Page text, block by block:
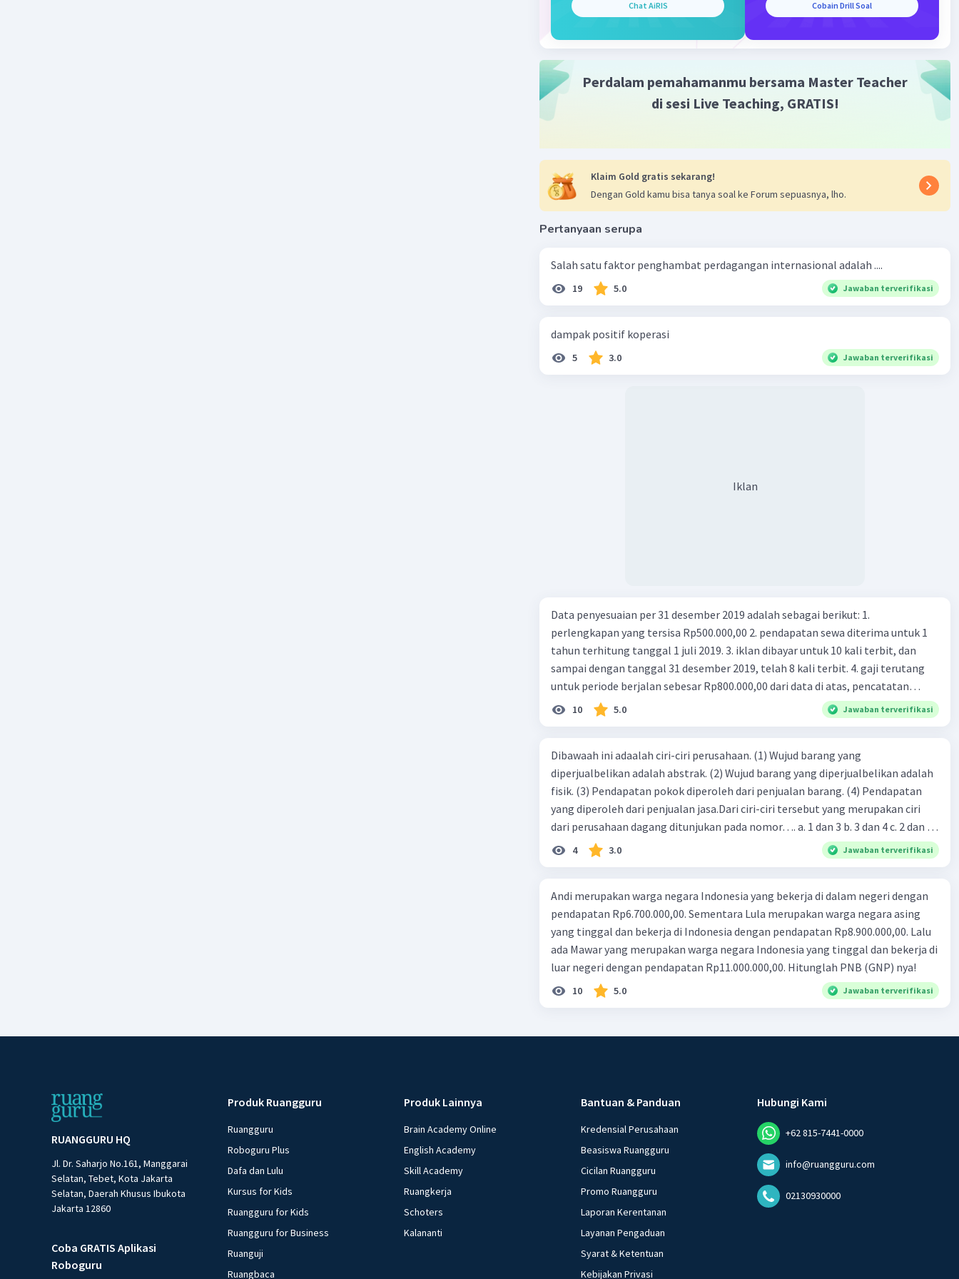
Chat AiRIS Cobain Drill Soal
Perdalam pemahamanmu bersama Master Teacher
di sesi Live Teaching, GRATIS!
Klaim Gold gratis sekarang!
Dengan Gold kamu bisa tanya soal ke Forum sepuasnya, lho.
Pertanyaan serupa
Salah satu faktor penghambat perdagangan internasional adalah ....
19 5.0 Jawaban terverifikasi
dampak positif koperasi
5 3.0 Jawaban terverifikasi
Iklan
Data penyesuaian per 31 desember 2019 adalah sebagai berikut: 1.
perlengkapan yang tersisa Rp500.000,00 2. pendapatan sewa diterima untuk 1
tahun terhitung tanggal 1 juli 2019. 3. iklan dibayar untuk 10 kali terbit, dan
sampai dengan tanggal 31 desember 2019, telah 8 kali terbit. 4. gaji terutang
untuk periode berjalan sebesar Rp800.000,00 dari data di atas, pencatatan
jurnal pembalik yang benar adalah ....
10 5.0 Jawaban terverifikasi
Dibawaah ini adaalah ciri-ciri perusahaan. (1) Wujud barang yang
diperjualbelikan adalah abstrak. (2) Wujud barang yang diperjualbelikan adalah
fisik. (3) Pendapatan pokok diperoleh dari penjualan barang. (4) Pendapatan
yang diperoleh dari penjualan jasa.Dari ciri-ciri tersebut yang merupakan ciri
dari perusahaan dagang ditunjukan pada nomor…. a. 1 dan 3 b. 3 dan 4 c. 2 dan 3
d. 1 dan 2 e. 2 dan 4
4 3.0 Jawaban terverifikasi
Andi merupakan warga negara Indonesia yang bekerja di dalam negeri dengan
pendapatan Rp6.700.000,00. Sementara Lula merupakan warga negara asing
yang tinggal dan bekerja di Indonesia dengan pendapatan Rp8.900.000,00. Lalu
ada Mawar yang merupakan warga negara Indonesia yang tinggal dan bekerja di
luar negeri dengan pendapatan Rp11.000.000,00. Hitunglah PNB (GNP) nya!
10 5.0 Jawaban terverifikasi
RUANGGURU HQ
Jl. Dr. Saharjo No.161, Manggarai
Selatan, Tebet, Kota Jakarta
Selatan, Daerah Khusus Ibukota
Jakarta 12860
Coba GRATIS Aplikasi
Roboguru
Produk Ruangguru
Ruangguru
Roboguru Plus
Dafa dan Lulu
Kursus for Kids
Ruangguru for Kids
Ruangguru for Business
Ruanguji
Ruangbaca
Produk Lainnya
Brain Academy Online
English Academy
Skill Academy
Ruangkerja
Schoters
Kalananti
Bantuan & Panduan
Kredensial Perusahaan
Beasiswa Ruangguru
Cicilan Ruangguru
Promo Ruangguru
Laporan Kerentanan
Layanan Pengaduan
Syarat & Ketentuan
Kebijakan Privasi
Hubungi Kami
+62 815-7441-0000
info@ruangguru.com
02130930000